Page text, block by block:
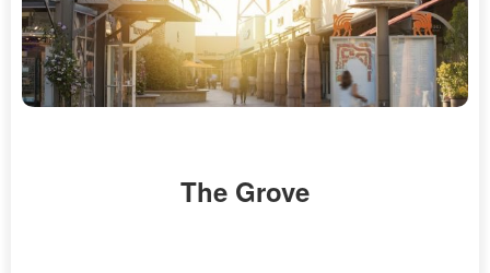
The Grove